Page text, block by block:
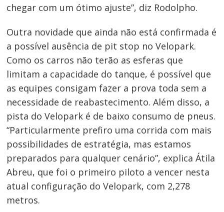
chegar com um ótimo ajuste”, diz Rodolpho.
Outra novidade que ainda não está confirmada é
a possível ausência de pit stop no Velopark.
Como os carros não terão as esferas que
limitam a capacidade do tanque, é possível que
as equipes consigam fazer a prova toda sem a
necessidade de reabastecimento. Além disso, a
pista do Velopark é de baixo consumo de pneus.
“Particularmente prefiro uma corrida com mais
possibilidades de estratégia, mas estamos
preparados para qualquer cenário”, explica Átila
Abreu, que foi o primeiro piloto a vencer nesta
atual configuração do Velopark, com 2,278
metros.
Navegação
de
Post